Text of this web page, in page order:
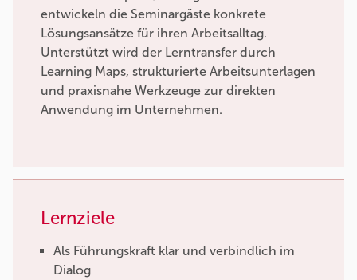
entwickeln die Seminargäste konkrete
Lösungsansätze für ihren Arbeitsalltag.
Unterstützt wird der Lerntransfer durch
Learning Maps, strukturierte Arbeitsunterlagen
und praxisnahe Werkzeuge zur direkten
Anwendung im Unternehmen.
Lernziele
Als Führungskraft klar und verbindlich im
Dialog